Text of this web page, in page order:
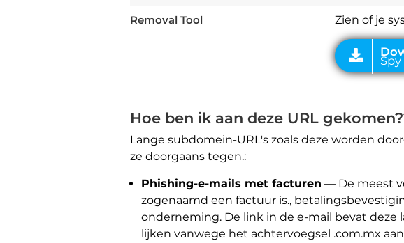
Removal Tool Zien of je
Hoe ben ik aan deze URL
Lange subdomein-URL's zoals deze worden
ze doorgaans tegen.:
Phishing-e-mails met facturen — De meest
zogenaamd een factuur is.,
onderneming. De link in de e-mail bevat deze
lijken vanwege het achtervoegsel .com.mx